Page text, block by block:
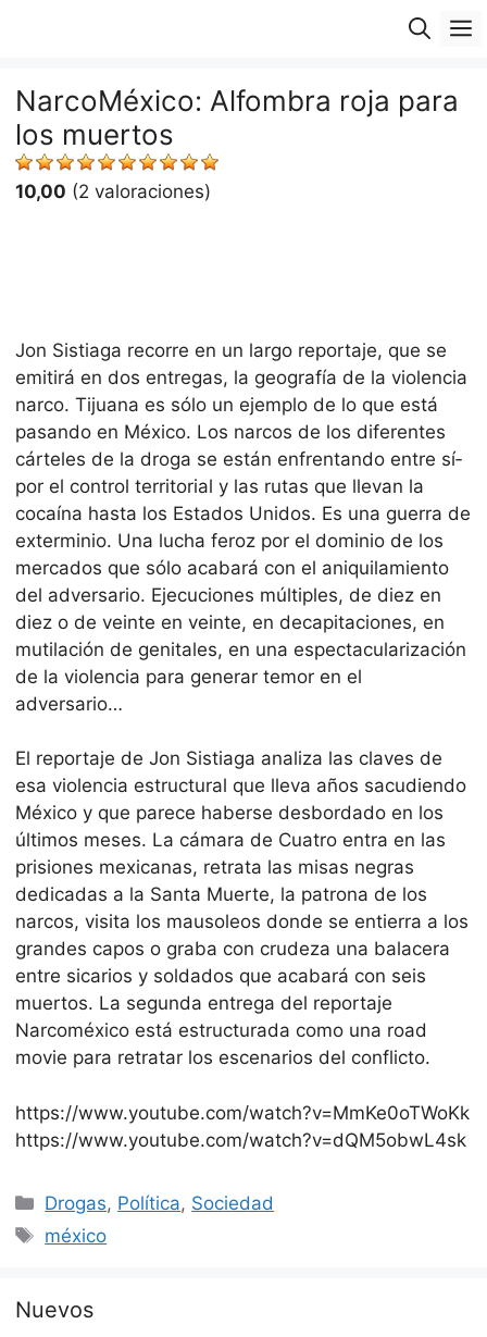
NarcoMéxico: Alfombra roja para
los muertos
10,00 (2 valoraciones)
Jon Sistiaga recorre en un largo reportaje, que se
emitirá en dos entregas, la geografí­a de la violencia
narco. Tijuana es sólo un ejemplo de lo que está
pasando en México. Los narcos de los diferentes
cárteles de la droga se están enfrentando entre sí­
por el control territorial y las rutas que llevan la
cocaí­na hasta los Estados Unidos. Es una guerra de
exterminio. Una lucha feroz por el dominio de los
mercados que sólo acabará con el aniquilamiento
del adversario. Ejecuciones múltiples, de diez en
diez o de veinte en veinte, en decapitaciones, en
mutilación de genitales, en una espectacularización
de la violencia para generar temor en el
adversario…
El reportaje de Jon Sistiaga analiza las claves de
esa violencia estructural que lleva años sacudiendo
México y que parece haberse desbordado en los
últimos meses. La cámara de Cuatro entra en las
prisiones mexicanas, retrata las misas negras
dedicadas a la Santa Muerte, la patrona de los
narcos, visita los mausoleos donde se entierra a los
grandes capos o graba con crudeza una balacera
entre sicarios y soldados que acabará con seis
muertos. La segunda entrega del reportaje
Narcoméxico está estructurada como una road
movie para retratar los escenarios del conflicto.
https://www.youtube.com/watch?v=MmKe0oTWoKk
https://www.youtube.com/watch?v=dQM5obwL4sk
Categorías
Drogas, Política, Sociedad
Etiquetas
méxico
Nuevos